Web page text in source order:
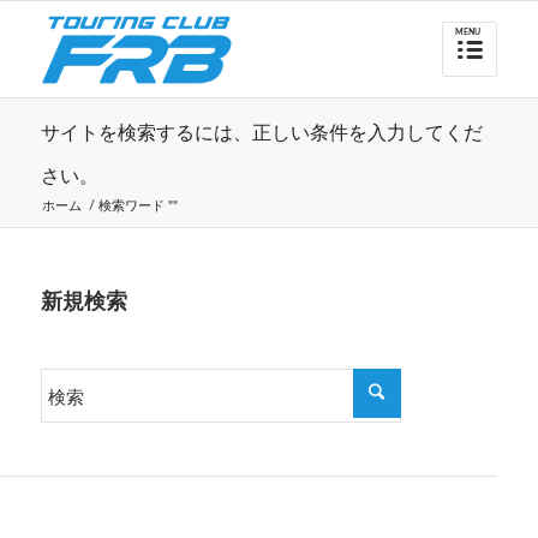
サイトを検索するには、正しい条件を入力してくだ
さい。
ホーム / 検索ワード ""
新規検索